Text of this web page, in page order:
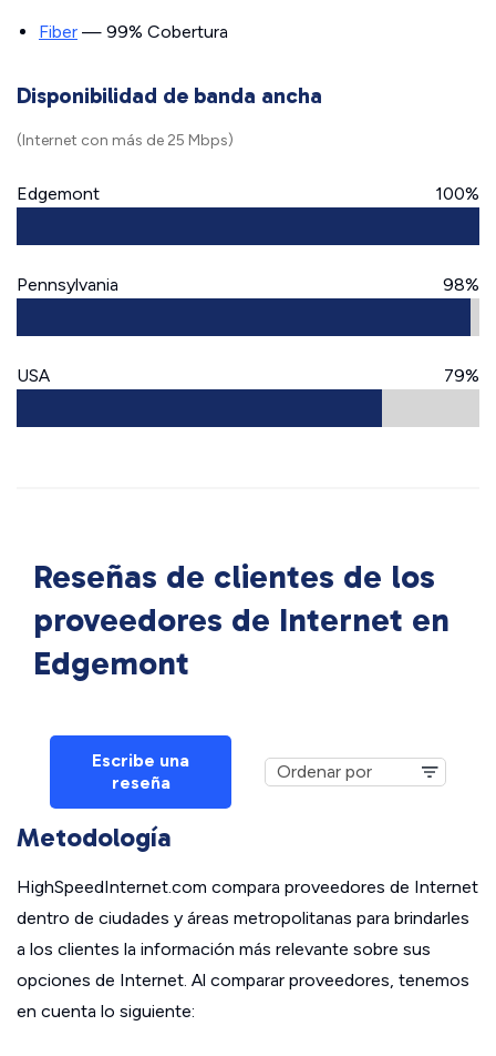
Fiber — 99% Cobertura
Disponibilidad de banda ancha
(Internet con más de 25 Mbps)
Edgemont 100%
Pennsylvania 98%
USA 79%
Reseñas de clientes de los
proveedores de Internet en
Edgemont
Escribe una
reseña
Metodología
HighSpeedInternet.com compara proveedores de Internet
dentro de ciudades y áreas metropolitanas para brindarles
a los clientes la información más relevante sobre sus
opciones de Internet. Al comparar proveedores, tenemos
en cuenta lo siguiente: